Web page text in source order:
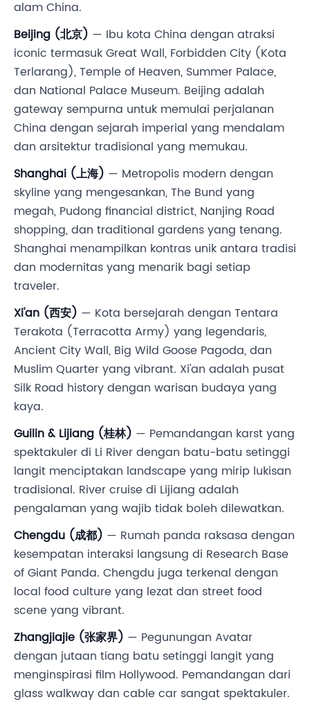
alam China.
Beijing (北京) — Ibu kota China dengan atraksi
iconic termasuk Great Wall, Forbidden City (Kota
Terlarang), Temple of Heaven, Summer Palace,
dan National Palace Museum. Beijing adalah
gateway sempurna untuk memulai perjalanan
China dengan sejarah imperial yang mendalam
dan arsitektur tradisional yang memukau.
Shanghai (上海) — Metropolis modern dengan
skyline yang mengesankan, The Bund yang
megah, Pudong financial district, Nanjing Road
shopping, dan traditional gardens yang tenang.
Shanghai menampilkan kontras unik antara tradisi
dan modernitas yang menarik bagi setiap
traveler.
Xi'an (西安) — Kota bersejarah dengan Tentara
Terakota (Terracotta Army) yang legendaris,
Ancient City Wall, Big Wild Goose Pagoda, dan
Muslim Quarter yang vibrant. Xi'an adalah pusat
Silk Road history dengan warisan budaya yang
kaya.
Guilin & Lijiang (桂林) — Pemandangan karst yang
spektakuler di Li River dengan batu-batu setinggi
langit menciptakan landscape yang mirip lukisan
tradisional. River cruise di Lijiang adalah
pengalaman yang wajib tidak boleh dilewatkan.
Chengdu (成都) — Rumah panda raksasa dengan
kesempatan interaksi langsung di Research Base
of Giant Panda. Chengdu juga terkenal dengan
local food culture yang lezat dan street food
scene yang vibrant.
Zhangjiajie (张家界) — Pegunungan Avatar
dengan jutaan tiang batu setinggi langit yang
menginspirasi film Hollywood. Pemandangan dari
glass walkway dan cable car sangat spektakuler.